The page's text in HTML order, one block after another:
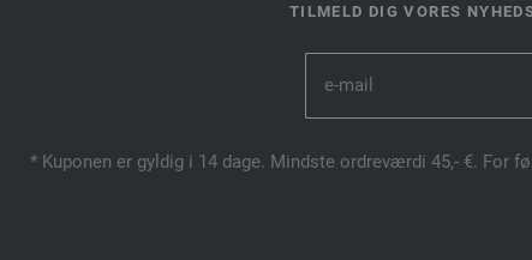
TILMELD DIG VORES
* Kuponen er gyldig i 14 dage. Mindste ordreværdi 45,- €. For